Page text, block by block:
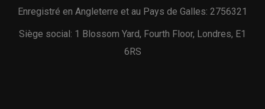
Enregistré en Angleterre et au Pays de Galles: 2756321
Siège social: 1 Blossom Yard, Fourth Floor, Londres, E1
6RS